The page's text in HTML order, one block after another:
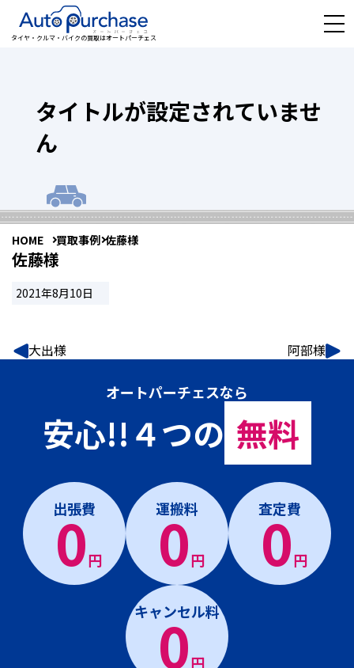
タイヤ・クルマ・バイクの買取はオートパーチェス
タイトルが設定されていませ
ん
HOME 買取事例 佐藤様
佐藤様
2021年8月10日
大出様 阿部様
オートパーチェスなら
安心!!４つの 無料
出張費
0円
運搬料
0円
査定費
0円
キャンセル料
0円